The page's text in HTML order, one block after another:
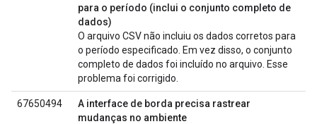
para o período (inclui o conjunto completo de
dados)
O arquivo CSV não incluiu os dados corretos para
o período especificado. Em vez disso, o conjunto
completo de dados foi incluído no arquivo. Esse
problema foi corrigido.
67650494
A interface de borda precisa rastrear
mudanças no ambiente